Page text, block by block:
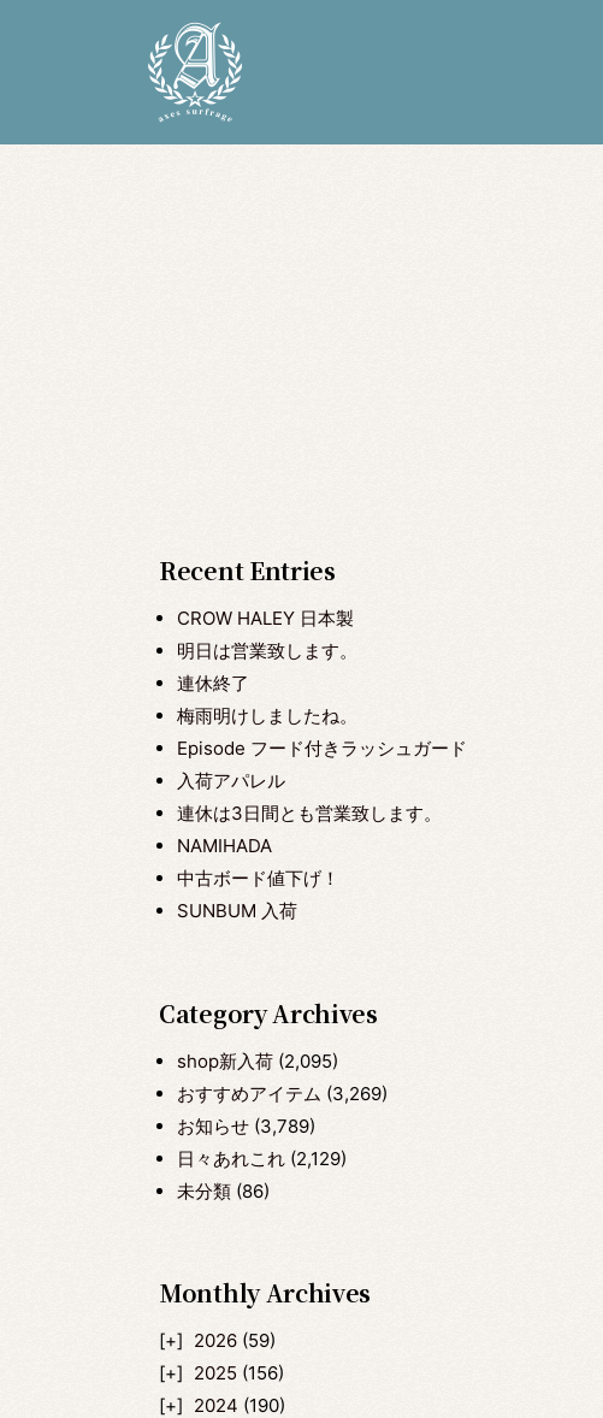
Recent Entries
CROW HALEY 日本製
明日は営業致します。
連休終了
梅雨明けしましたね。
Episode フード付きラッシュガード
入荷アパレル
連休は3日間とも営業致します。
NAMIHADA
中古ボード値下げ！
SUNBUM 入荷
Category Archives
shop新入荷 (2,095)
おすすめアイテム (3,269)
お知らせ (3,789)
日々あれこれ (2,129)
未分類 (86)
Monthly Archives
2026 (59)
2025 (156)
2024 (190)